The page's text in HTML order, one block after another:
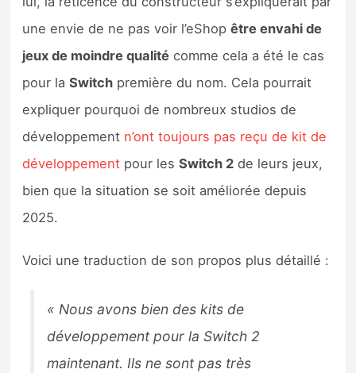
Bons plans
une envie de ne pas voir l’eShopêtre envahi de
jeux de moindre qualité comme cela a été le cas
pour laSwitch première du nom. Cela pourrait
expliquer pourquoi de nombreux studios de
développement n’ont toujours pas reçu de kit de
développement pour lesSwitch 2 de leurs jeux,
bien que la situation se soit améliorée depuis
2025.
Voici une traduction de son propos plus détaillé :
« Nous avons bien des kits de
développement pour la Switch 2
maintenant. Ils ne sont pas très